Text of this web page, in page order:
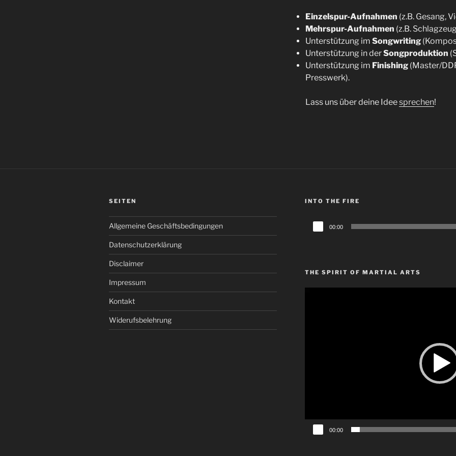
Einzelspur-Aufnahmen (z.B. Gesang,
Mehrspur-Aufnahmen (z.B.
Unterstützung im Songwriting
Unterstützung in derSongproduktion
Unterstützung im Finishing (Master/
Presswerk).
Lass uns über deine Ideesprechen!
SEITEN
Allgemeine Geschäftsbedingungen
Datenschutzerklärung
Disclaimer
Impressum
Kontakt
Widerufsbelehrung
INTO THE FIRE
Audio-
Player
00:00
THE SPIRIT OF MARTIAL ARTS
00:00